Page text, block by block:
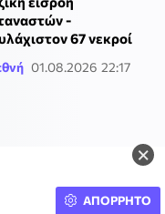
×
-
67 νεκροί
01.08.2026 22:17
ΑΠΟΡΡΗΤΟ